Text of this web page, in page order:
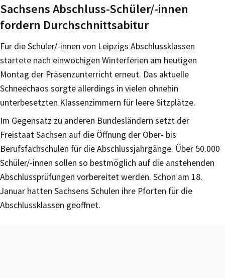
Sachsens Abschluss-Schüler/-innen
fordern Durchschnittsabitur
Für die Schüler/-innen von Leipzigs Abschlussklassen
startete nach einwöchigen Winterferien am heutigen
Montag der Präsenzunterricht erneut. Das aktuelle
Schneechaos sorgte allerdings in vielen ohnehin
unterbesetzten Klassenzimmern für leere Sitzplätze.
Im Gegensatz zu anderen Bundesländern setzt der
Freistaat Sachsen auf die Öffnung der Ober- bis
Berufsfachschulen für die Abschlussjahrgänge. Über 50.000
Schüler/-innen sollen so bestmöglich auf die anstehenden
Abschlussprüfungen vorbereitet werden. Schon am 18.
Januar hatten Sachsens Schulen ihre Pforten für die
Abschlussklassen geöffnet.